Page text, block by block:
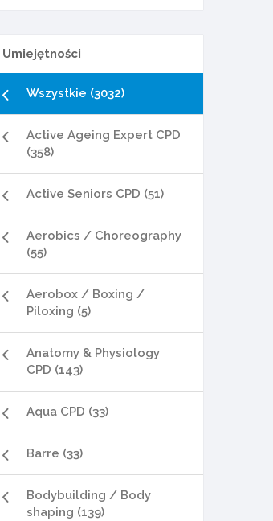
Umiejętności
Wszystkie (3032)
Active Ageing Expert CPD
(358)
Active Seniors CPD (51)
Aerobics / Choreography
(55)
Aerobox / Boxing /
Piloxing (5)
Anatomy & Physiology
CPD (143)
Aqua CPD (33)
Barre (33)
Bodybuilding / Body
shaping (139)